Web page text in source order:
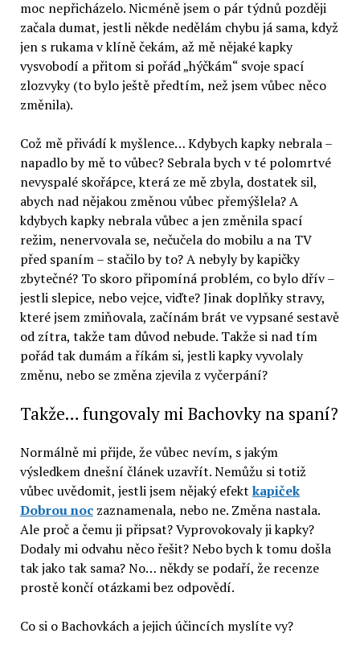
moc nepřicházelo. Nicméně jsem o pár týdnů později
začala dumat, jestli někde nedělám chybu já sama, když
jen s rukama v klíně čekám, až mě nějaké kapky
vysvobodí a přitom si pořád „hýčkám“ svoje spací
zlozvyky (to bylo ještě předtím, než jsem vůbec něco
změnila).
Což mě přivádí k myšlence… Kdybych kapky nebrala –
napadlo by mě to vůbec? Sebrala bych v té polomrtvé
nevyspalé skořápce, která ze mě zbyla, dostatek sil,
abych nad nějakou změnou vůbec přemýšlela? A
kdybych kapky nebrala vůbec a jen změnila spací
režim, nenervovala se, nečučela do mobilu a na TV
před spaním – stačilo by to? A nebyly by kapičky
zbytečné? To skoro připomíná problém, co bylo dřív –
jestli slepice, nebo vejce, viďte? Jinak doplňky stravy,
které jsem zmiňovala, začínám brát ve vypsané sestavě
od zítra, takže tam důvod nebude. Takže si nad tím
pořád tak dumám a říkám si, jestli kapky vyvolaly
změnu, nebo se změna zjevila z vyčerpání?
Takže… fungovaly mi Bachovky na spaní?
Normálně mi přijde, že vůbec nevím, s jakým
výsledkem dnešní článek uzavřít. Nemůžu si totiž
vůbec uvědomit, jestli jsem nějaký efekt kapiček
Dobrou noczaznamenala, nebo ne. Změna nastala.
Ale proč a čemu ji připsat? Vyprovokovaly ji kapky?
Dodaly mi odvahu něco řešit? Nebo bych k tomu došla
tak jako tak sama? No… někdy se podaří, že recenze
prostě končí otázkami bez odpovědí.
Co si o Bachovkách a jejich účincích myslíte vy?